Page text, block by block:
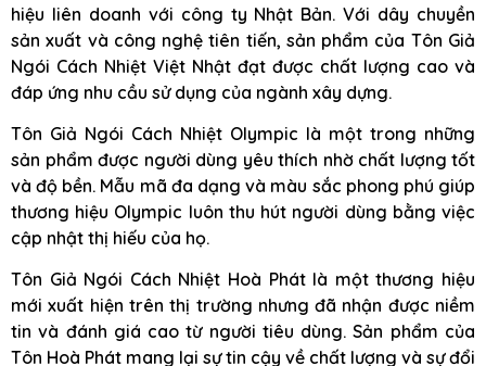
hiệu liên doanh với công ty Nhật Bản. Với dây chuyền
sản xuất và công nghệ tiên tiến, sản phẩm của Tôn Giả
Ngói Cách Nhiệt Việt Nhật đạt được chất lượng cao và
đáp ứng nhu cầu sử dụng của ngành xây dựng.
Tôn Giả Ngói Cách Nhiệt Olympic là một trong những
sản phẩm được người dùng yêu thích nhờ chất lượng tốt
và độ bền. Mẫu mã đa dạng và màu sắc phong phú giúp
thương hiệu Olympic luôn thu hút người dùng bằng việc
cập nhật thị hiếu của họ.
Tôn Giả Ngói Cách Nhiệt Hoà Phát là một thương hiệu
mới xuất hiện trên thị trường nhưng đã nhận được niềm
tin và đánh giá cao từ người tiêu dùng. Sản phẩm của
Tôn Hoà Phát mang lại sự tin cậy về chất lượng và sự đổi